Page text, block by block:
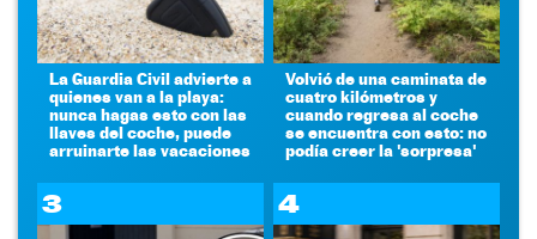
La Guardia Civil advierte a
quienes van a la playa:
nunca hagas esto con las
llaves del coche, puede
arruinarte las vacaciones
Volvió de una caminata de
cuatro kilómetros y
cuando regresa al coche
se encuentra con esto: no
podía creer la 'sorpresa'
3 4